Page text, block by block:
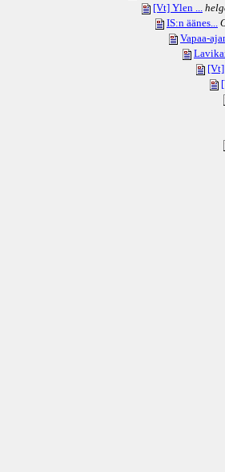
[Vt] Ylen ...
IS:n äänes...
Vapaa-